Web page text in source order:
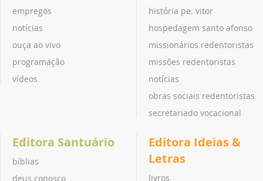
empregos
notícias
ouça ao vivo
programação
vídeos
história pe. vitor
hospedagem santo afonso
missionários redentoristas
missões redentoristas
notícias
obras sociais redentoristas
secretariado vocacional
Editora Santuário
bíblias
deus conosco
Editora Ideias &
Letras
livros